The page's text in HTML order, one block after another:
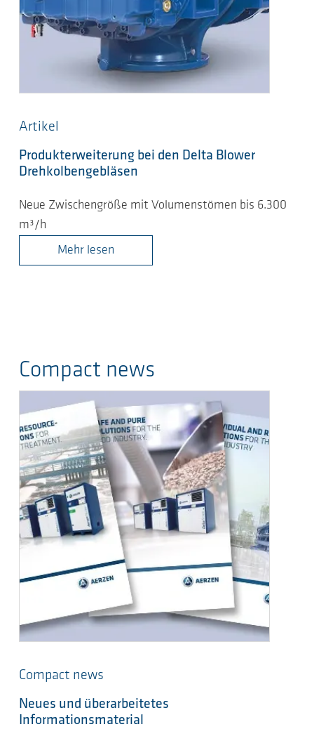
Artikel
Produkterweiterung bei den Delta Blower
Drehkolbengebläsen
Neue Zwischengröße mit Volumenstömen bis 6.300
m³/h
Mehr lesen
Compact news
Compact news
Neues und überarbeitetes
Informationsmaterial